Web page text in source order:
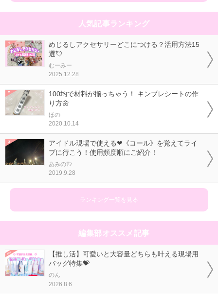
人気記事ランキング
めじるしアクセサリーどこにつける？活用方法15
選💘
むーみー
2025.12.28
100均で材料が揃っちゃう！ キンブレシートの作
り方🌼
ほの
2020.10.14
アイドル現場で使える❤《コール》を覚えてライ
ブに行こう！使用頻度順にご紹介！
あみのｻﾝ
2019.9.28
ランキング一覧を見る
編集部オススメ記事
【推し活】可愛いと大容量どちらも叶える現場用
バッグ特集💝
のん
2026.8.6